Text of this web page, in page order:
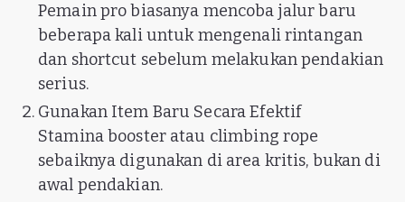
Pemain pro biasanya mencoba jalur baru
beberapa kali untuk mengenali rintangan
dan shortcut sebelum melakukan pendakian
serius.
Gunakan Item Baru Secara Efektif
Stamina booster atau climbing rope
sebaiknya digunakan di area kritis, bukan di
awal pendakian.